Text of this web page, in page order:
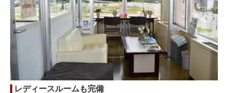
レディースルームも完備